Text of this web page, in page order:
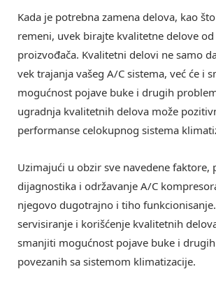
Kada je potrebna zamena delova, kao
remeni, uvek birajte kvalitetne delove
proizvođača. Kvalitetni delovi ne samo
vek trajanja vašeg A/C sistema, već će i
mogućnost pojave buke i drugih
ugradnja kvalitetnih delova može
performanse celokupnog sistema
Uzimajući u obzir sve navedene faktore,
dijagnostika i održavanje A/C
njegovo dugotrajno i tiho
servisiranje i korišćenje kvalitetnih
smanjiti mogućnost pojave buke i
povezanih sa sistemom klimatizacije.